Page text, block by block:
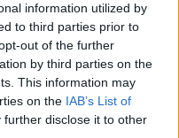
information utilized by
to third parties prior to
out of the further
by third parties on the
This information may
on the IAB’s List of
further disclose it to other